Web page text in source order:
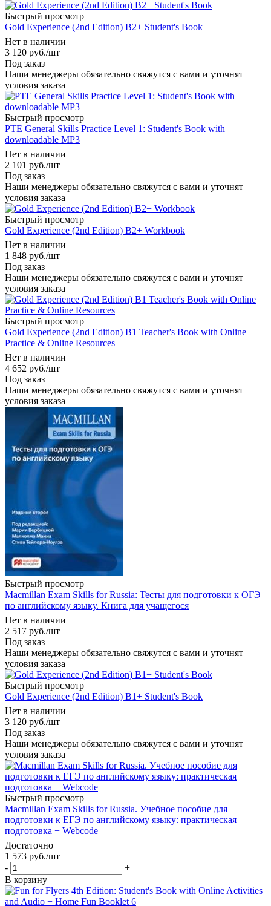
Быстрый просмотр
Gold Experience (2nd Edition) B2+ Student's Book
Нет в наличии
3 120 руб./шт
Под заказ
Наши менеджеры обязательно свяжутся с вами и уточнят
условия заказа
Быстрый просмотр
PTE General Skills Practice Level 1: Student's Book with
downloadable MP3
Нет в наличии
2 101 руб./шт
Под заказ
Наши менеджеры обязательно свяжутся с вами и уточнят
условия заказа
Быстрый просмотр
Gold Experience (2nd Edition) B2+ Workbook
Нет в наличии
1 848 руб./шт
Под заказ
Наши менеджеры обязательно свяжутся с вами и уточнят
условия заказа
Быстрый просмотр
Gold Experience (2nd Edition) B1 Teacher's Book with Online
Practice & Online Resources
Нет в наличии
4 652 руб./шт
Под заказ
Наши менеджеры обязательно свяжутся с вами и уточнят
условия заказа
Быстрый просмотр
Macmillan Exam Skills for Russia: Тесты для подготовки к ОГЭ
по английскому языку. Книга для учащегося
Нет в наличии
2 517 руб./шт
Под заказ
Наши менеджеры обязательно свяжутся с вами и уточнят
условия заказа
Быстрый просмотр
Gold Experience (2nd Edition) B1+ Student's Book
Нет в наличии
3 120 руб./шт
Под заказ
Наши менеджеры обязательно свяжутся с вами и уточнят
условия заказа
Быстрый просмотр
Macmillan Exam Skills for Russia. Учебное пособие для
подготовки к ЕГЭ по английскому языку: практическая
подготовка + Webcode
Достаточно
1 573 руб./шт
-
+
В корзину